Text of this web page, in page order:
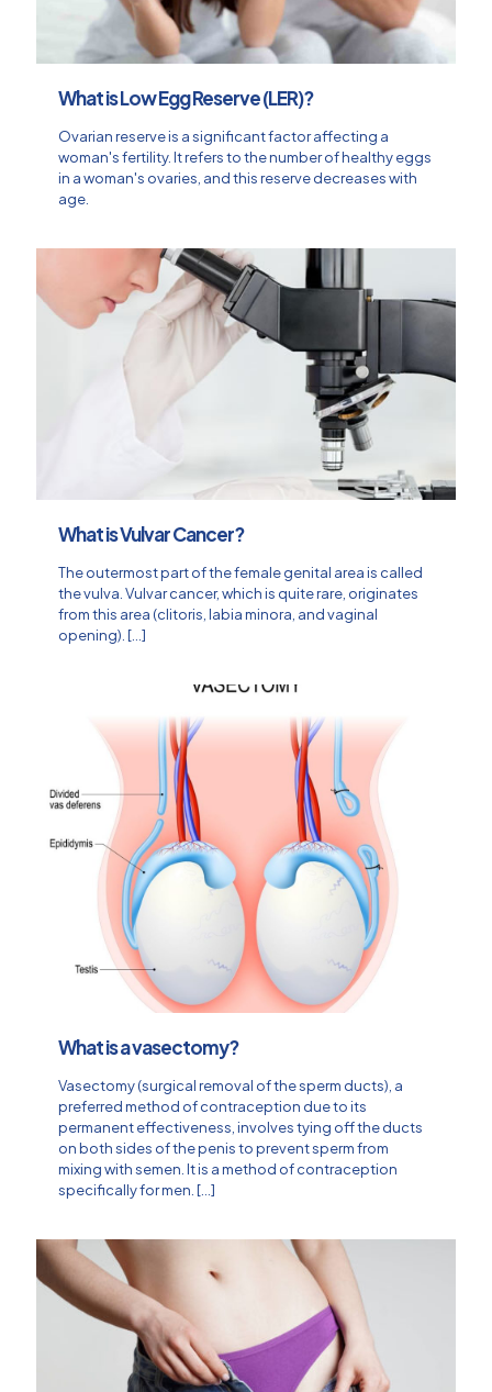
What is Low Egg Reserve (LER)?
Ovarian reserve is a significant factor affecting a
woman's fertility. It refers to the number of healthy eggs
in a woman's ovaries, and this reserve decreases with
age.
What is Vulvar Cancer?
The outermost part of the female genital area is called
the vulva. Vulvar cancer, which is quite rare, originates
from this area (clitoris, labia minora, and vaginal
opening). […]
What is a vasectomy?
Vasectomy (surgical removal of the sperm ducts), a
preferred method of contraception due to its
permanent effectiveness, involves tying off the ducts
on both sides of the penis to prevent sperm from
mixing with semen. It is a method of contraception
specifically for men. […]